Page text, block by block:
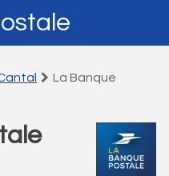
La Banque